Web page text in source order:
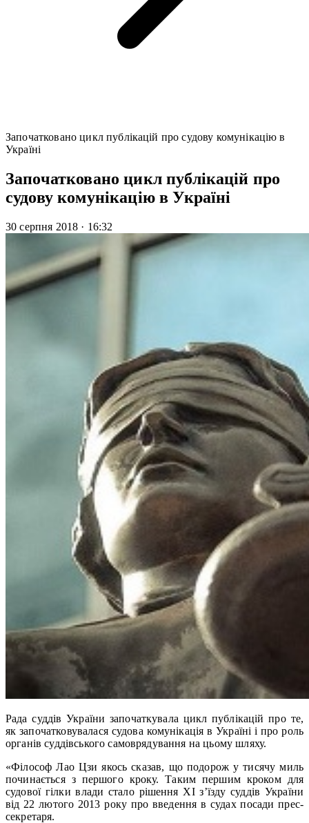
Започатковано цикл публікацій про судову комунікацію в
Україні
Започатковано цикл публікацій про
судову комунікацію в Україні
30 серпня 2018 · 16:32
Рада суддів України започаткувала цикл публікацій про те,
як започатковувалася судова комунікація в Україні і про роль
органів суддівського самоврядування на цьому шляху.
«Філософ Лао Цзи якось сказав, що подорож у тисячу миль
починається з першого кроку. Таким першим кроком для
судової гілки влади стало рішення ХІ з’їзду суддів України
від 22 лютого 2013 року про введення в судах посади прес-
секретаря.